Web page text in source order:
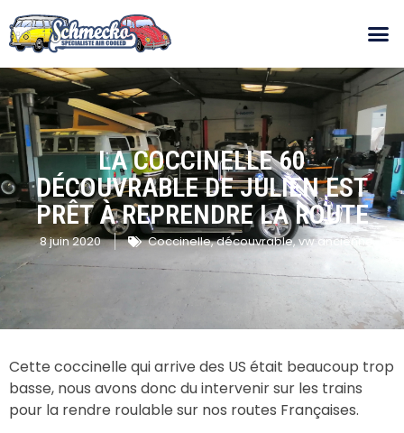
LA COCCINELLE 60
DÉCOUVRABLE DE JULIEN EST
PRÊT À REPRENDRE LA ROUTE
8 juin 2020 Coccinelle,découvrable,vw ancienne
Cette coccinelle qui arrive des US était beaucoup trop
basse, nous avons donc du intervenir sur les trains
pour la rendre roulable sur nos routes Françaises.